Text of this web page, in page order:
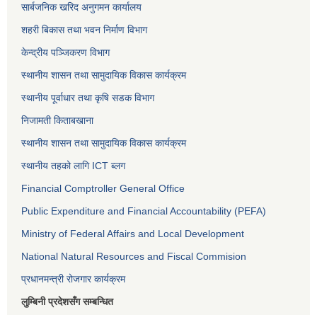
सार्बजनिक खरिद अनुगमन कार्यालय
शहरी बिकास तथा भवन निर्माण विभाग
केन्द्रीय पञ्जिकरण विभाग
स्थानीय शासन तथा सामुदायिक विकास कार्यक्रम
स्थानीय पूर्वाधार तथा कृषि सडक विभाग
निजामती किताबखाना
स्थानीय शासन तथा सामुदायिक विकास कार्यक्रम
स्थानीय तहको लागि ICT ब्लग
Financial Comptroller General Office
Public Expenditure and Financial Accountability (PEFA)
Ministry of Federal Affairs and Local Development
National Natural Resources and Fiscal Commision
प्रधानमन्त्री रोजगार कार्यक्रम
लुम्बिनी प्रदेशसँग सम्बन्धित